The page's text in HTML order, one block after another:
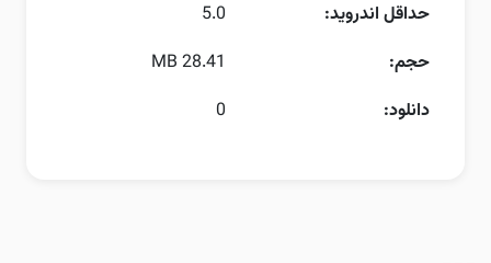
حداقل اندروید:
5.0
حجم:
28.41 MB
دانلود:
0